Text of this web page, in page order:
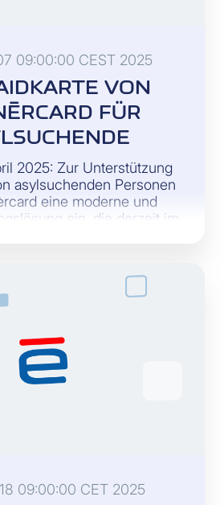
09:00:00 CEST 2025
VON
FÜR
2025: Zur Unterstützung
asylsuchenden Personen
eine moderne und
ein, die derzeit im
09:00:00 CET 2025